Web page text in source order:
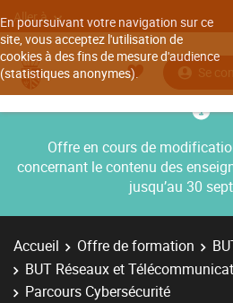
En poursuivant votre navigation sur ce
site, vous acceptez l'utilisation de
cookies à des fins de mesure d'audience
(statistiques anonymes).
Aller à
Se
Offre en cours de
concernant le contenu des
jusqu’au 30
Accueil Offre de formation
BUT Réseaux et
Parcours Cybersécurité